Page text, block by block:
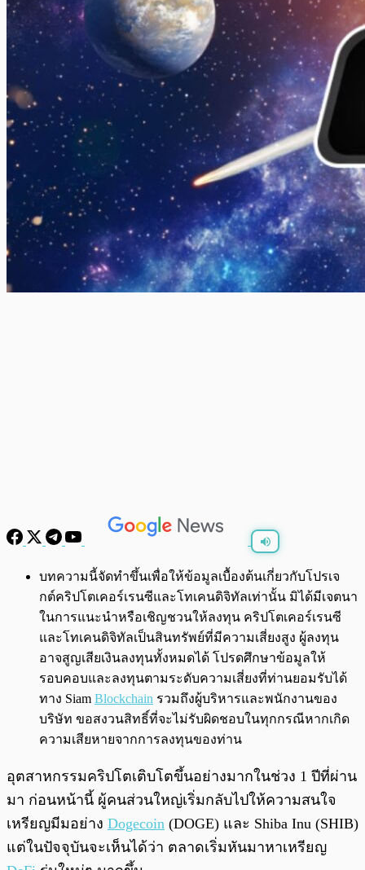
พร้อมเล่น 0:00/0:00
บทความนี้จัดทำขึ้นเพื่อให้ข้อมูลเบื้องต้นเกี่ยวกับโปรเจ
กต์คริปโตเคอร์เรนซีและโทเคนดิจิทัลเท่านั้น มิได้มีเจตนา
ในการแนะนำหรือเชิญชวนให้ลงทุน คริปโตเคอร์เรนซี
และโทเคนดิจิทัลเป็นสินทรัพย์ที่มีความเสี่ยงสูง ผู้ลงทุน
อาจสูญเสียเงินลงทุนทั้งหมดได้ โปรดศึกษาข้อมูลให้
รอบคอบและลงทุนตามระดับความเสี่ยงที่ท่านยอมรับได้
ทาง Siam Blockchain รวมถึงผู้บริหารและพนักงานของ
บริษัท ขอสงวนสิทธิ์ที่จะไม่รับผิดชอบในทุกกรณีหากเกิด
ความเสียหายจากการลงทุนของท่าน
อุตสาหกรรมคริปโตเติบโตขึ้นอย่างมากในช่วง 1 ปีที่ผ่าน
มา ก่อนหน้านี้ ผู้คนส่วนใหญ่เริ่มกลับไปให้ความสนใจ
เหรียญมีมอย่าง Dogecoin (DOGE) และ Shiba Inu (SHIB)
แต่ในปัจจุบันจะเห็นได้ว่า ตลาดเริ่มหันมาหาเหรียญ